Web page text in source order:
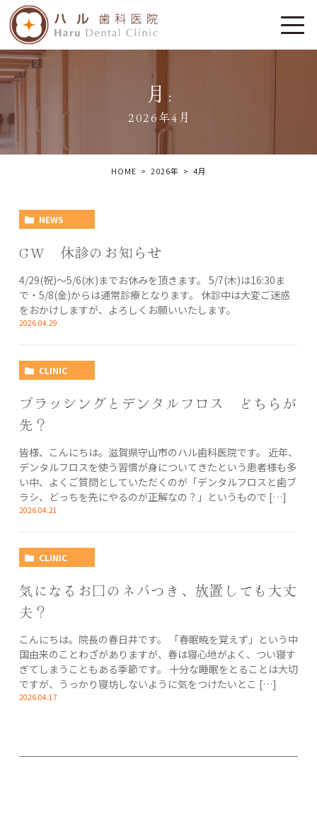
月:
2026年4月
HOME 2026年 4月
NEWS
GW 休診のお知らせ
4/29(祝)～5/6(水)までお休みを頂きます。 5/7(木)は16:30ま
で・5/8(金)からは通常診療となります。 休診中は大変ご迷惑
をおかけしますが、よろしくお願いいたします。
2026.04.29
CLINIC
ブラッシングとデンタルフロス どちらが
先？
皆様、こんにちは。滋賀県守山市のハル歯科医院です。 近年、
デンタルフロスを使う習慣が身についてきたという患者様も多
い中、よくご質問としていただくのが「デンタルフロスと歯ブ
ラシ、どっちを先にやるのが正解なの？」というもので […]
2026.04.21
CLINIC
気になるお口のネバつき、放置しても大丈
夫？
こんにちは。院長の春日井です。 「春眠暁を覚えず」という中
国由来のことわざがありますが、春は寝心地がよく、つい寝す
ぎてしまうこともある季節です。 十分な睡眠をとることは大切
ですが、うっかり寝坊しないように気をつけたいとこ […]
2026.04.17